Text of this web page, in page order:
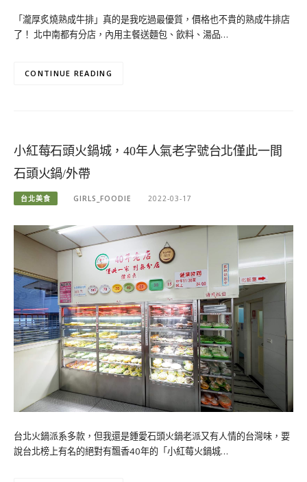
「瀧厚炙燒熟成牛排」真的是我吃過最優質，價格也不貴的熟成牛排店
了！ 北中南都有分店，內用主餐送麵包、飲料、湯品…
CONTINUE READING
小紅莓石頭火鍋城，40年人氣老字號台北僅此一間
石頭火鍋/外帶
台北美食 GIRLS_FOODIE 2022-03-17
台北火鍋派系多款，但我還是鍾愛石頭火鍋老派又有人情的台灣味，要
說台北榜上有名的絕對有飄香40年的「小紅莓火鍋城…